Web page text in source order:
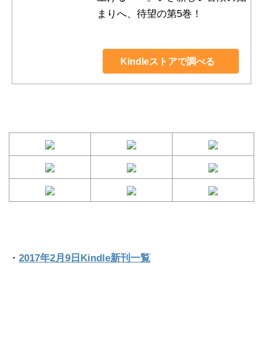
まりへ、待望の第5巻！
Kindleストアで調べる
・ 2017年2月9日Kindle新刊一覧